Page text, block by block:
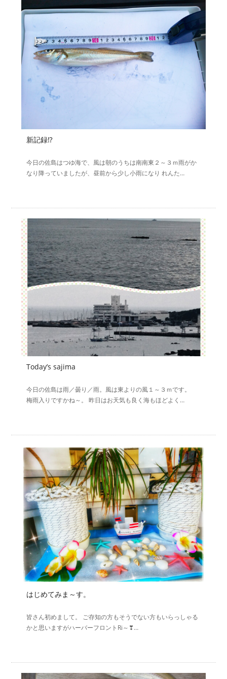
新記録⁉
今日の佐島はつゆ海で、風は朝のうちは南南東２～３ｍ雨がか
なり降っていましたが、昼前から少し小雨になり れんた…
Today’s sajima
今日の佐島は雨／曇り／雨。風は東よりの風１～３ｍです。
梅雨入りですかね～。 昨日はお天気も良く海もほどよく…
はじめてみま～す。
皆さん初めまして。 ご存知の方もそうでない方もいらっしゃる
かと思いますがハーバーフロントRi～❣…